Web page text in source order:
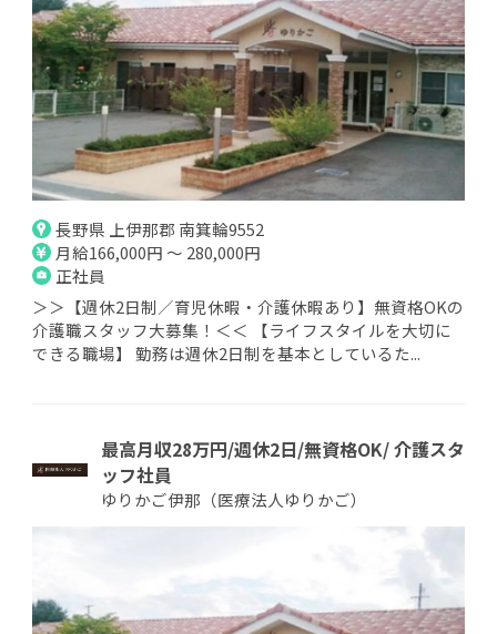
長野県 上伊那郡 南箕輪9552
月給166,000円 ～ 280,000円
正社員
＞＞【週休2日制／育児休暇・介護休暇あり】無資格OKの
介護職スタッフ大募集！＜＜ 【ライフスタイルを大切に
できる職場】 勤務は週休2日制を基本としているた...
最高月収28万円/週休2日/無資格OK/ 介護スタ
ッフ社員
ゆりかご伊那（医療法人ゆりかご）